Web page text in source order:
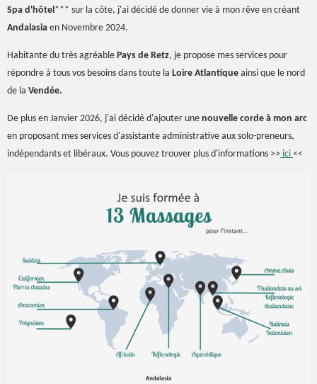
Spa d'hôtel*** sur la côte, j'ai décidé de donner vie à mon rêve en créant
Andalasia en Novembre 2024.
Habitante du très agréable Pays de Retz, je propose mes services pour
répondre à tous vos besoins dans toute la Loire Atlantique ainsi que le nord
de la Vendée.
De plus en Janvier 2026, j'ai décidé d'ajouter une nouvelle corde à mon arc
en proposant mes services d'assistante administrative aux solo-preneurs,
indépendants et libéraux. Vous pouvez trouver plus d'informations >> ici <<